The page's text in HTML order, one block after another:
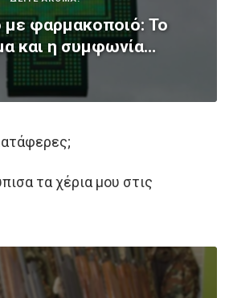
με φαρμακοποιό: Το
και η συμφωνία…
τα χέρια μου στις